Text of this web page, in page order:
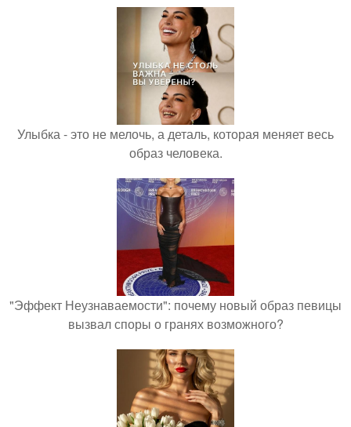
Улыбка - это не мелочь, а деталь, которая меняет весь
образ человека.
"Эффект Неузнаваемости": почему новый образ певицы
вызвал споры о гранях возможного?